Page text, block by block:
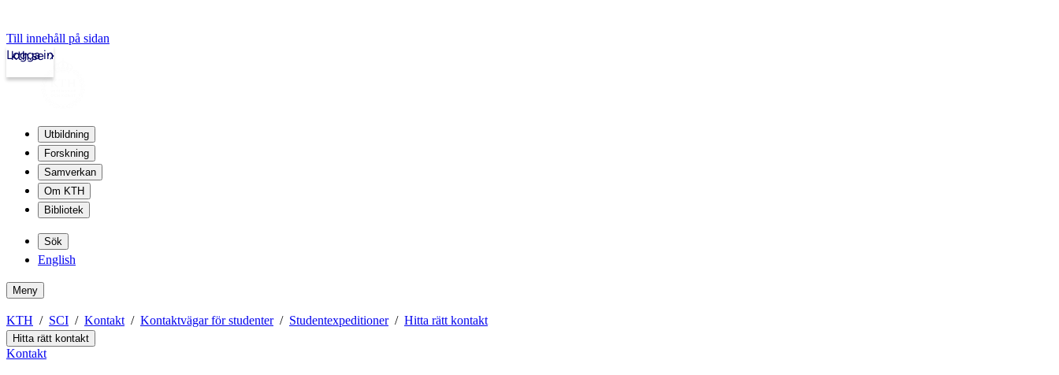
Till innehåll på sidan
kth.se
Logga in
Utbildning
Forskning
Samverkan
Om KTH
Bibliotek
Sök
English
Meny
KTH SCI Kontakt Kontaktvägar för studenter Studentexpeditioner Hitta rätt kontakt
Hitta rätt kontakt
Kontakt